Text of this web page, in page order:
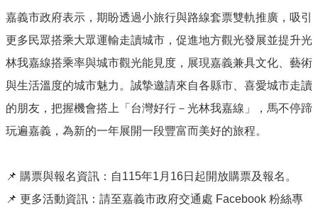
嘉義市政府表示，期盼透過小旅行與路線套票雙軌推廣，吸引
更多民眾搭乘大眾運輸走讀城市，促進地方觀光發展並提升光
林我嘉線搭乘率與城市觀光能見度，展現嘉義兼具文化、藝術
與生活溫度的城市魅力。誠摯邀請來自各縣市、喜愛城市走讀
的朋友，把握機會搭上「台灣好行－光林我嘉線」，馬不停蹄
玩遍嘉義，為新的一年展開一段豐富而美好的旅程。
📌 購票與報名資訊：自115年1月16日起開放購票及報名。
📌 更多活動資訊：請至嘉義市政府交通處 Facebook 粉絲專